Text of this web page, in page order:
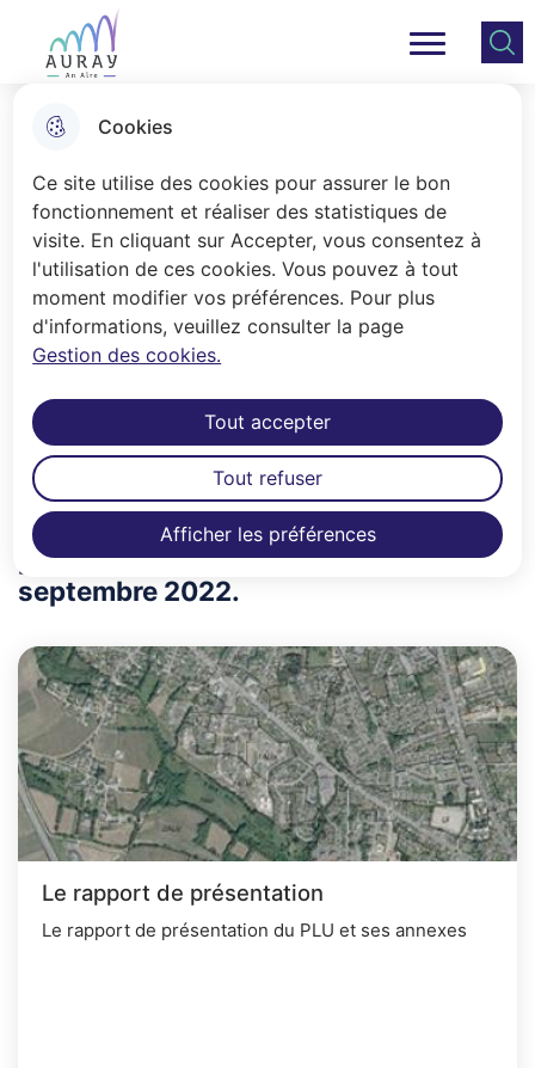
Cookies
Ce site utilise des cookies pour assurer le bon
fonctionnement et réaliser des statistiques de
visite. En cliquant sur Accepter, vous consentez à
l'utilisation de ces cookies. Vous pouvez à tout
moment modifier vos préférences. Pour plus
d'informations, veuillez consulter la page
Gestion des cookies.
Afficher les préférences
Tout accepter
Tout refuser
Aller
au
menu
Consulter
le plan
Ville Auray Menu principal
Accueil
Le Plan Local d'Urbanisme d'Auray est
exécutoire depuis le 17 avril 2018.
Arrêté le 15 novembre 2016, il a été
soumis à enquête publique du 3 mai
au 9 juin 2017 et approuvé le 27 mars
2018 par le conseil municipal. Le Plan
Local d'Urbanisme d'Auray a fait
l'objet d'une modification approuvée
par le conseil municipal le 21
septembre 2022.
Le rapport de présentation
Le rapport de présentation du PLU et ses annexes